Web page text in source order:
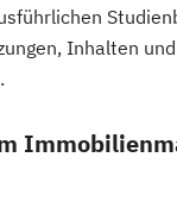
(EN)
Bachelor
Community Health
Community-
Inhalten und